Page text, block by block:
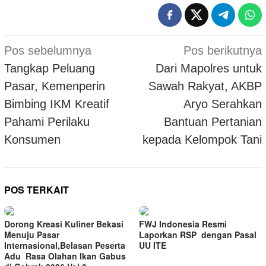
Navigasi
pos
Pos sebelumnya
Tangkap Peluang
Pasar, Kemenperin
Bimbing IKM Kreatif
Pahami Perilaku
Konsumen
Pos berikutnya
Dari Mapolres untuk
Sawah Rakyat, AKBP
Aryo Serahkan
Bantuan Pertanian
kepada Kelompok Tani
POS TERKAIT
Dorong Kreasi Kuliner Bekasi
Menuju Pasar
Internasional,Belasan Peserta
Adu Rasa Olahan Ikan Gabus
FWJ Indonesia Resmi
Laporkan RSP dengan Pasal
UU ITE